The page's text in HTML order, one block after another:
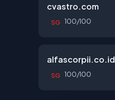
cvastro.com
SG 100/100
alfascorpii.co.id
SG 100/100